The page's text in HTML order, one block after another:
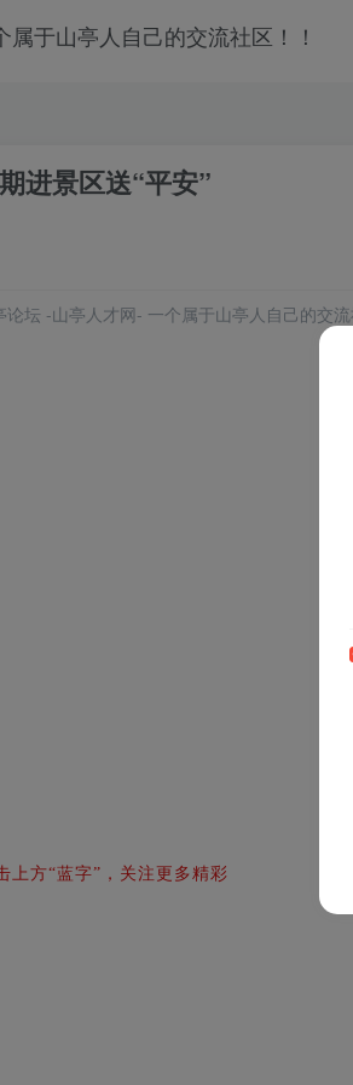
进景区送“平安”
上方“蓝字”，关注更多精彩